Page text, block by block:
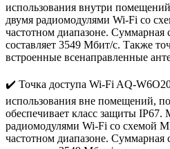
использования внутри
двумя радиомодулями Wi-Fi со
частотном диапазоне. Суммарная
составляет 3549 Мбит/c. Также
встроенные всенаправленные
✔️ Точка доступа Wi-Fi AQ-
использования вне помещений,
обеспечивает класс защиты
радиомодулями Wi-Fi со схемой
частотном диапазоне. Суммарная